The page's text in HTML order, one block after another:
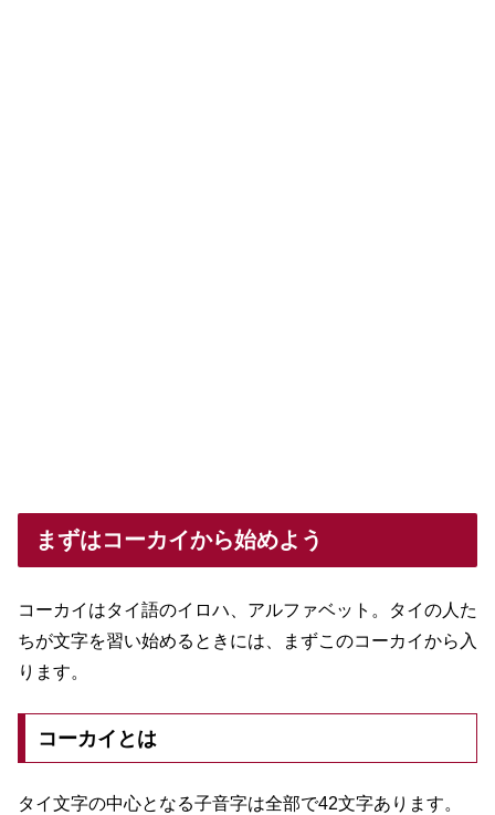
まずはコーカイから始めよう
コーカイはタイ語のイロハ、アルファベット。タイの人た
ちが文字を習い始めるときには、まずこのコーカイから入
ります。
コーカイとは
タイ文字の中心となる子音字は全部で42文字あります。